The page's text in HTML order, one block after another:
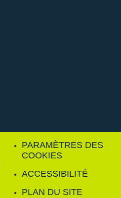
PARAMÈTRES DES
COOKIES
ACCESSIBILITÉ
PLAN DU SITE